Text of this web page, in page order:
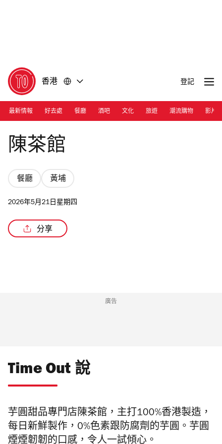
香港 登記
最新情報 好去處 餐廳 酒吧 文化 旅遊 潮流購物 影片
Photograph: Grace Lee | 陳茶館
陳茶館
餐廳 黃埔
2026年5月21日星期四
分享
廣告
Time Out 說
芋圓甜品專門店陳茶館，主打 100%香港製造，
每日新鮮製作，0%色素跟防腐劑的芋圓。芋圓
煙煙韌韌的口感，令人一試傾心。